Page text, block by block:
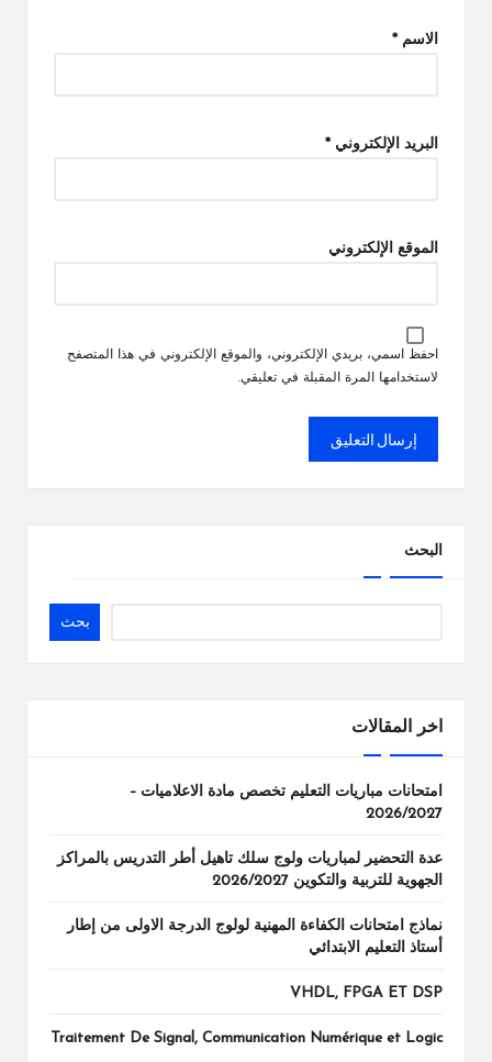
الاسم *
البريد الإلكتروني *
الموقع الإلكتروني
احفظ اسمي، بريدي الإلكتروني، والموقع الإلكتروني في هذا المتصفح
لاستخدامها المرة المقبلة في تعليقي.
البحث
بحث
اخر المقالات
امتحانات مباريات التعليم تخصص مادة الاعلاميات –
2026/2027
عدة التحضير لمباريات ولوج سلك تاهيل أطر التدريس بالمراكز
الجهوية للتربية والتكوين 2026/2027
نماذج امتحانات الكفاءة المهنية لولوج الدرجة الاولى من إطار
أستاذ التعليم الابتدائي
VHDL, FPGA ET DSP
Traitement De Signal, Communication Numérique et Logic